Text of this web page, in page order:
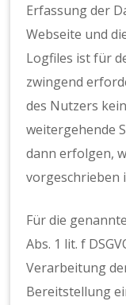
Erfassung der
Webseite und
Logfiles ist für
zwingend
des Nutzers
weitergehende
dann erfolgen,
vorgeschrieben
Für die
Abs. 1 lit. f
Verarbeitung
Bereitstellung